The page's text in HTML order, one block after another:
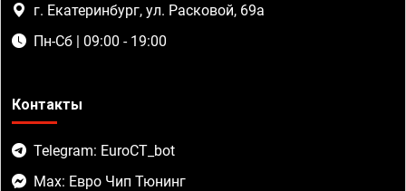
г. Екатеринбург, ул. Расковой, 69а
Пн-Сб | 09:00 - 19:00
Контакты
Telegram: EuroCT_bot
Max: Евро Чип Тюнинг